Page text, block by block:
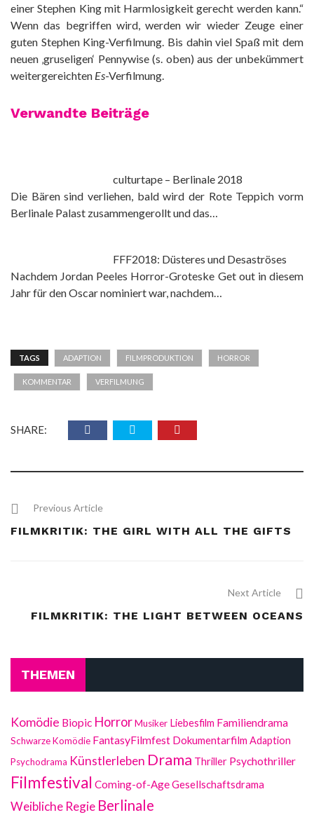
einer Stephen King mit Harmlosigkeit gerecht werden kann.“
Wenn das begriffen wird, werden wir wieder Zeuge einer
guten Stephen King-Verfilmung. Bis dahin viel Spaß mit dem
neuen ‚gruseligen‘ Pennywise (s. oben) aus der unbekümmert
weitergereichten Es-Verfilmung.
Verwandte Beiträge
culturtape – Berlinale 2018
Die Bären sind verliehen, bald wird der Rote Teppich vorm
Berlinale Palast zusammengerollt und das…
FFF2018: Düsteres und Desaströses
Nachdem Jordan Peeles Horror-Groteske Get out in diesem
Jahr für den Oscar nominiert war, nachdem…
TAGS ADAPTION FILMPRODUKTION HORROR
KOMMENTAR VERFILMUNG
SHARE:
Previous Article
FILMKRITIK: THE GIRL WITH ALL THE GIFTS
Next Article
FILMKRITIK: THE LIGHT BETWEEN OCEANS
THEMEN
Komödie Biopic HorrorMusiker Liebesfilm Familiendrama
Schwarze Komödie FantasyFilmfest DokumentarfilmAdaption
Psychodrama Künstlerleben Drama Thriller Psychothriller
Filmfestival Coming-of-AgeGesellschaftsdrama
Weibliche Regie Berlinale